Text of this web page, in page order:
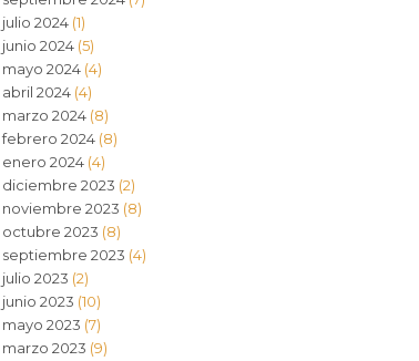
julio 2024(1)
junio 2024(5)
mayo 2024(4)
abril 2024(4)
marzo 2024(8)
febrero 2024(8)
enero 2024(4)
diciembre 2023 (2)
noviembre 2023 (8)
octubre 2023 (8)
septiembre 2023 (4)
julio 2023 (2)
junio 2023 (10)
mayo 2023 (7)
marzo 2023 (9)